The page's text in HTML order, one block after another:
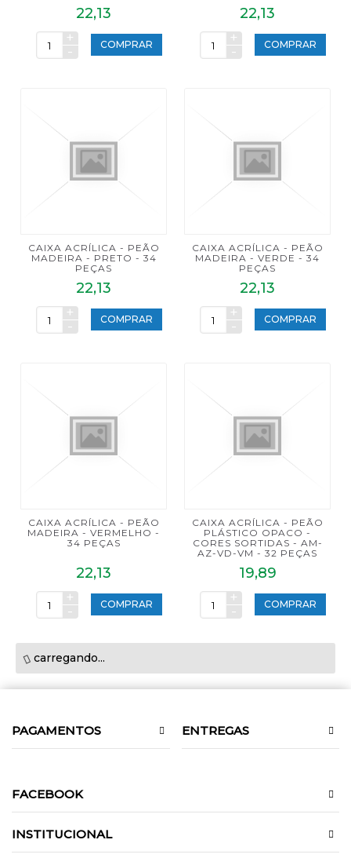
22,13
+
-
COMPRAR
22,13
+
-
COMPRAR
CAIXA ACRÍLICA - PEÃO
MADEIRA - PRETO - 34
PEÇAS
22,13
+
-
COMPRAR
CAIXA ACRÍLICA - PEÃO
MADEIRA - VERDE - 34
PEÇAS
22,13
+
-
COMPRAR
CAIXA ACRÍLICA - PEÃO
MADEIRA - VERMELHO -
34 PEÇAS
22,13
+
-
COMPRAR
CAIXA ACRÍLICA - PEÃO
PLÁSTICO OPACO -
CORES SORTIDAS - AM-
AZ-VD-VM - 32 PEÇAS
19,89
+
-
COMPRAR
carregando...
PAGAMENTOS ENTREGAS
FACEBOOK
INSTITUCIONAL